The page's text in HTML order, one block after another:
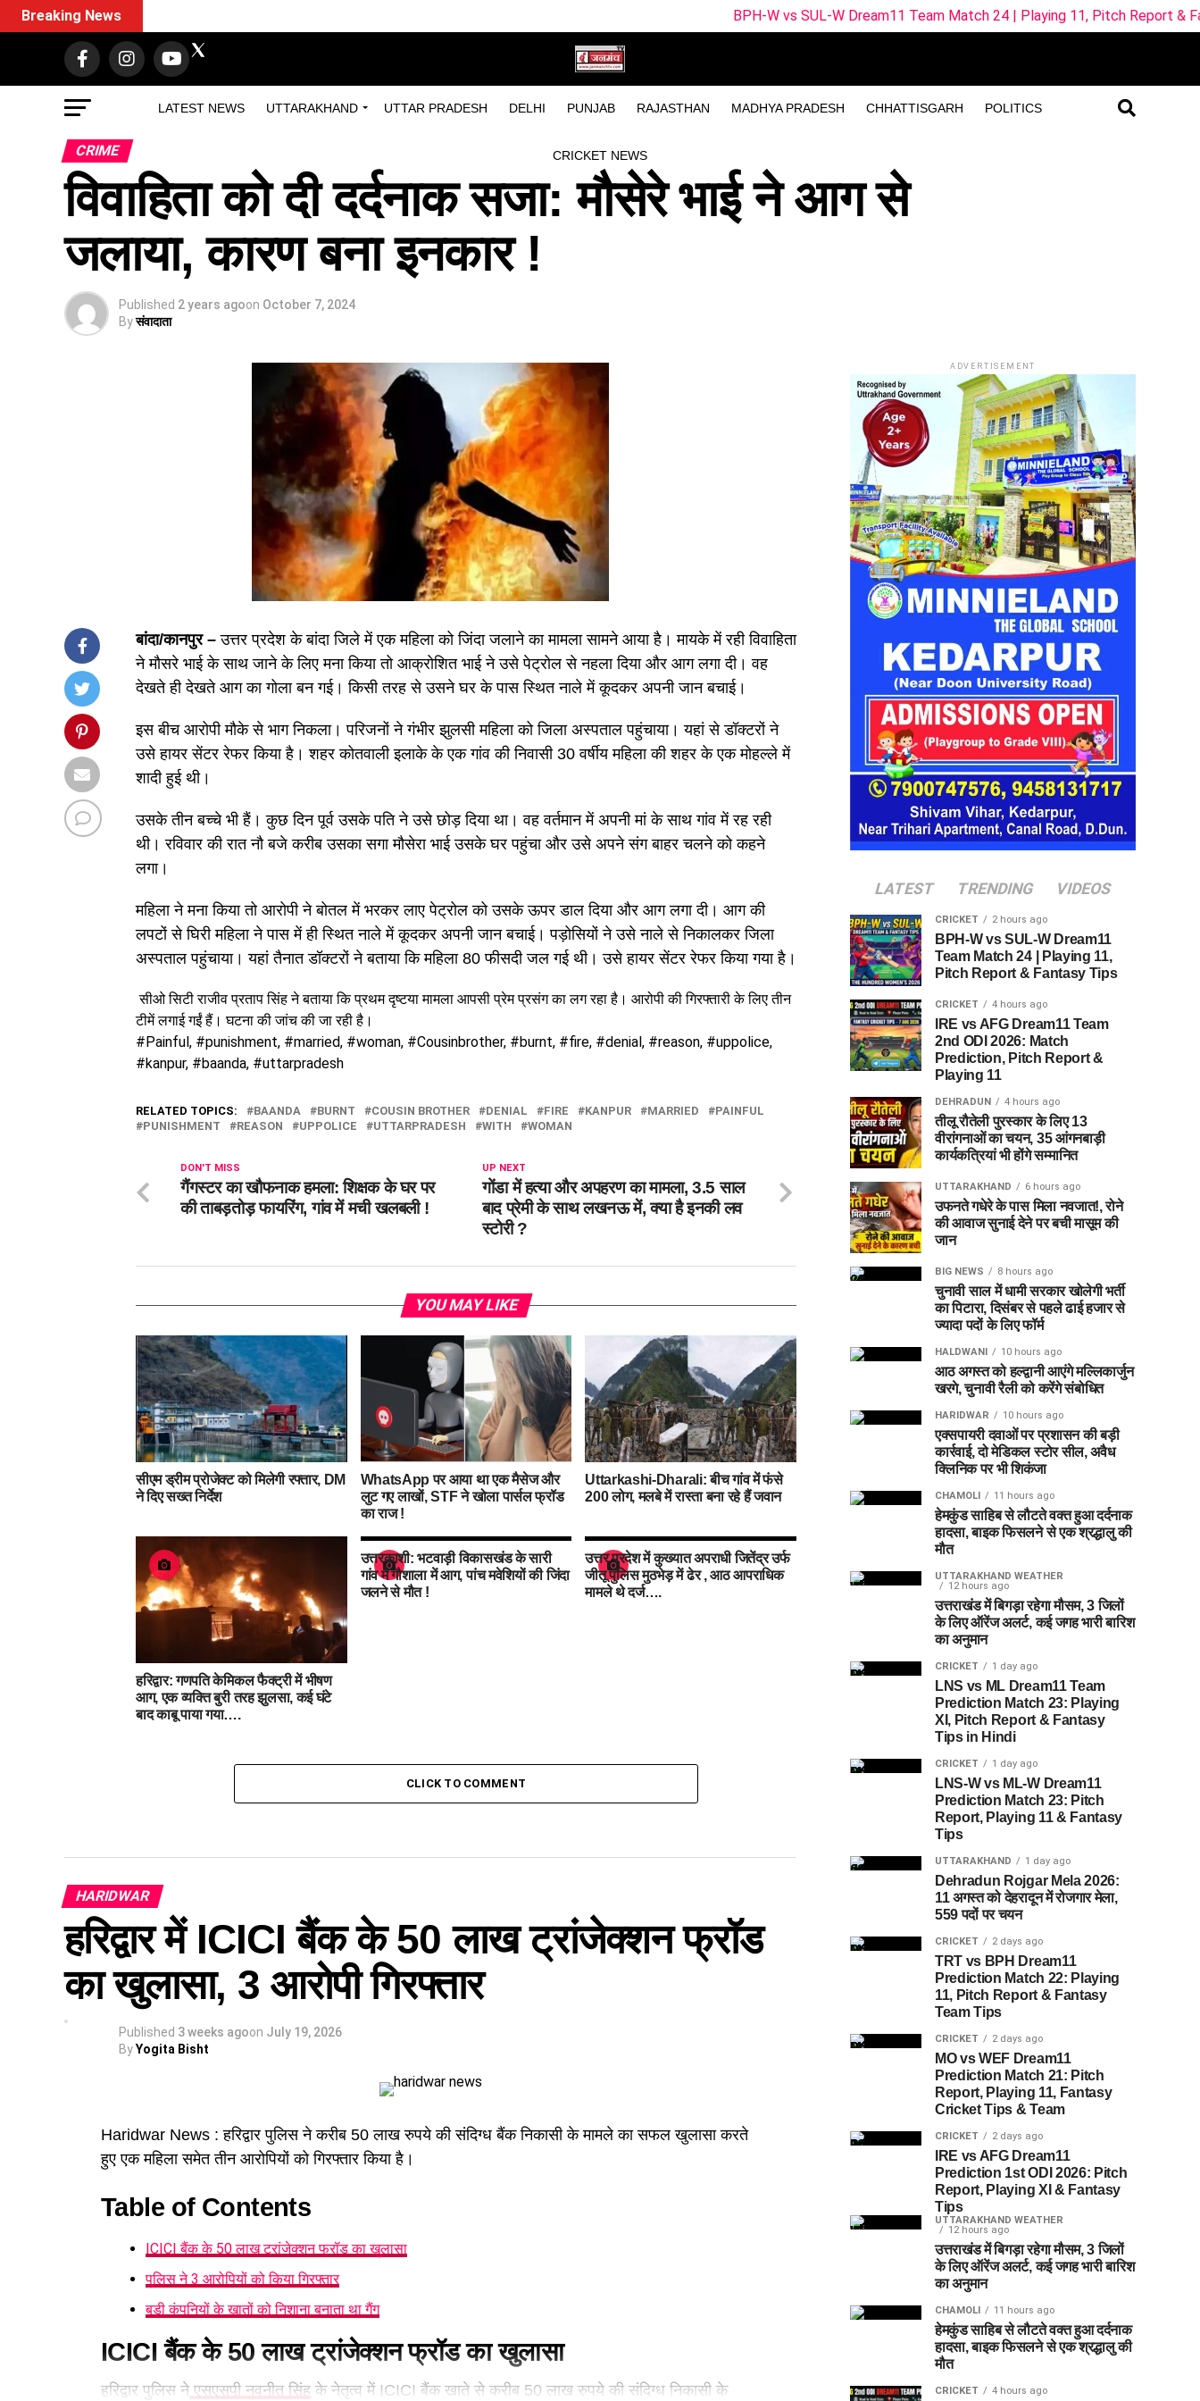
LATEST NEWS UTTARAKHAND UTTAR PRADESH DELHI PUNJAB RAJASTHAN MADHYA PRADESH CHHATTISGARH POLITICS
CRICKET NEWS
Breaking News BPH-W vs SUL-W Dream11 Team Match 24 | Playing 11, Pitch Report & Fantasy Tips
CRIME
विवाहिता को दी दर्दनाक सजा: मौसेरे भाई ने आग से
जलाया, कारण बना इनकार !
Published 2 years agoon October 7, 2024
Byसंवादाता
बांदा/कानपुर – उत्तर प्रदेश के बांदा जिले में एक महिला को जिंदा जलाने का मामला सामने आया है। मायके में रही विवाहिता
ने मौसरे भाई के साथ जाने के लिए मना किया तो आक्रोशित भाई ने उसे पेट्रोल से नहला दिया और आग लगा दी। वह
देखते ही देखते आग का गोला बन गई। किसी तरह से उसने घर के पास स्थित नाले में कूदकर अपनी जान बचाई।
इस बीच आरोपी मौके से भाग निकला। परिजनों ने गंभीर झुलसी महिला को जिला अस्पताल पहुंचाया। यहां से डॉक्टरों ने
उसे हायर सेंटर रेफर किया है। शहर कोतवाली इलाके के एक गांव की निवासी 30 वर्षीय महिला की शहर के एक मोहल्ले में
शादी हुई थी।
उसके तीन बच्चे भी हैं। कुछ दिन पूर्व उसके पति ने उसे छोड़ दिया था। वह वर्तमान में अपनी मां के साथ गांव में रह रही
थी। रविवार की रात नौ बजे करीब उसका सगा मौसेरा भाई उसके घर पहुंचा और उसे अपने संग बाहर चलने को कहने
लगा।
महिला ने मना किया तो आरोपी ने बोतल में भरकर लाए पेट्रोल को उसके ऊपर डाल दिया और आग लगा दी। आग की
लपटों से घिरी महिला ने पास में ही स्थित नाले में कूदकर अपनी जान बचाई। पड़ोसियों ने उसे नाले से निकालकर जिला
अस्पताल पहुंचाया। यहां तैनात डॉक्टरों ने बताया कि महिला 80 फीसदी जल गई थी। उसे हायर सेंटर रेफर किया गया है।
सीओ सिटी राजीव प्रताप सिंह ने बताया कि प्रथम दृष्टया मामला आपसी प्रेम प्रसंग का लग रहा है। आरोपी की गिरफ्तारी के लिए तीन
टीमें लगाई गईं हैं। घटना की जांच की जा रही है।
#Painful, #punishment, #married, #woman, #Cousinbrother, #burnt, #fire, #denial, #reason, #uppolice,
#kanpur, #baanda, #uttarpradesh
RELATED TOPICS: BAANDA BURNT COUSIN BROTHER DENIAL FIRE KANPUR MARRIED
PAINFUL
PUNISHMENT
REASON UPPOLICE UTTARPRADESH WITH WOMAN
UP NEXT
गोंडा में हत्या और अपहरण का मामला, 3.5 साल
बाद प्रेमी के साथ लखनऊ में, क्या है इनकी लव
स्टोरी ?
DON'T MISS
गैंगस्टर का खौफनाक हमला: शिक्षक के घर पर
की ताबड़तोड़ फायरिंग, गांव में मची खलबली !
YOU MAY LIKE
सीएम ड्रीम प्रोजेक्ट को मिलेगी रफ्तार, DM
ने दिए सख्त निर्देश
WhatsApp पर आया था एक मैसेज और
लुट गए लाखों, STF ने खोला पार्सल फ्रॉड
का राज !
Uttarkashi-Dharali: बीच गांव में फंसे
200 लोग, मलबे में रास्ता बना रहे हैं जवान
हरिद्वार: गणपति केमिकल फैक्ट्री में भीषण
आग, एक व्यक्ति बुरी तरह झुलसा, कई घंटे
बाद काबू पाया गया….
उत्तरकाशी: भटवाड़ी विकासखंड के सारी
गांव में गौशाला में आग, पांच मवेशियों की जिंदा
जलने से मौत !
उत्तर प्रदेश में कुख्यात अपराधी जितेंद्र उर्फ
जीतू पुलिस मुठभेड़ में ढेर , आठ आपराधिक
मामले थे दर्ज….
CLICK TO COMMENT
HARIDWAR
हरिद्वार में ICICI बैंक के 50 लाख ट्रांजेक्शन फ्रॉड
का खुलासा, 3 आरोपी गिरफ्तार
Published 3 weeks agoon July 19, 2026
ByYogita Bisht
Haridwar News : हरिद्वार पुलिस ने करीब 50 लाख रुपये की संदिग्ध बैंक निकासी के मामले का सफल खुलासा करते
हुए एक महिला समेत तीन आरोपियों को गिरफ्तार किया है।
Table of Contents
ICICI बैंक के 50 लाख ट्रांजेक्शन फ्रॉड का खुलासा
पुलिस ने 3 आरोपियों को किया गिरफ्तार
बड़ी कंपनियों के खातों को निशाना बनाता था गैंग
ICICI बैंक के 50 लाख ट्रांजेक्शन फ्रॉड का खुलासा
हरिद्वार पुलिस नेएसएसपी नवनीत सिंह के नेतृत्व में ICICI बैंक खाते से करीब 50 लाख रुपये की संदिग्ध निकासी के
ADVERTISEMENT
LATEST TRENDING VIDEOS
CRICKET 2 hours ago
BPH-W vs SUL-W Dream11
Team Match 24 | Playing 11,
Pitch Report & Fantasy Tips
CRICKET 4 hours ago
IRE vs AFG Dream11 Team
2nd ODI 2026: Match
Prediction, Pitch Report &
Playing 11
DEHRADUN 4 hours ago
तीलू रौतेली पुरस्कार के लिए 13
वीरांगनाओं का चयन, 35 आंगनबाड़ी
कार्यकत्रियां भी होंगे सम्मानित
UTTARAKHAND 6 hours ago
उफनते गधेरे के पास मिला नवजात!, रोने
की आवाज सुनाई देने पर बची मासूम की
जान
BIG NEWS 8 hours ago
चुनावी साल में धामी सरकार खोलेगी भर्ती
का पिटारा, दिसंबर से पहले ढाई हजार से
ज्यादा पदों के लिए फॉर्म
HALDWANI 10 hours ago
आठ अगस्त को हल्द्वानी आएंगे मल्लिकार्जुन
खरगे, चुनावी रैली को करेंगे संबोधित
HARIDWAR 10 hours ago
एक्सपायरी दवाओं पर प्रशासन की बड़ी
कार्रवाई, दो मेडिकल स्टोर सील, अवैध
क्लिनिक पर भी शिकंजा
CHAMOLI 11 hours ago
हेमकुंड साहिब से लौटते वक्त हुआ दर्दनाक
हादसा, बाइक फिसलने से एक श्रद्धालु की
मौत
UTTARAKHAND WEATHER
12 hours ago
उत्तराखंड में बिगड़ा रहेगा मौसम, 3 जिलों
के लिए ऑरेंज अलर्ट, कई जगह भारी बारिश
का अनुमान
CRICKET 1 day ago
LNS vs ML Dream11 Team
Prediction Match 23: Playing
XI, Pitch Report & Fantasy
Tips in Hindi
CRICKET 1 day ago
LNS-W vs ML-W Dream11
Prediction Match 23: Pitch
Report, Playing 11 & Fantasy
Tips
UTTARAKHAND 1 day ago
Dehradun Rojgar Mela 2026:
11 अगस्त को देहरादून में रोजगार मेला,
559 पदों पर चयन
CRICKET 2 days ago
TRT vs BPH Dream11
Prediction Match 22: Playing
11, Pitch Report & Fantasy
Team Tips
CRICKET 2 days ago
MO vs WEF Dream11
Prediction Match 21: Pitch
Report, Playing 11, Fantasy
Cricket Tips & Team
CRICKET 2 days ago
IRE vs AFG Dream11
Prediction 1st ODI 2026: Pitch
Report, Playing XI & Fantasy
Tips
UTTARAKHAND WEATHER
12 hours ago
उत्तराखंड में बिगड़ा रहेगा मौसम, 3 जिलों
के लिए ऑरेंज अलर्ट, कई जगह भारी बारिश
का अनुमान
CHAMOLI 11 hours ago
हेमकुंड साहिब से लौटते वक्त हुआ दर्दनाक
हादसा, बाइक फिसलने से एक श्रद्धालु की
मौत
CRICKET 4 hours ago